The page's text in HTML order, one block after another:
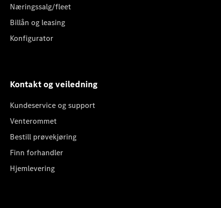
Næringssalg/fleet
Billån og leasing
Konfigurator
Kontakt og veiledning
Kundeservice og support
Venterommet
Bestill prøvekjøring
Finn forhandler
Hjemlevering